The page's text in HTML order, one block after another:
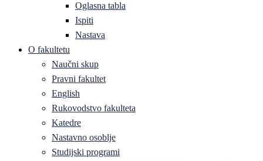
Oglasna tabla
Ispiti
Nastava
O fakultetu
Naučni skup
Pravni fakultet
English
Rukovodstvo fakulteta
Katedre
Nastavno osoblje
Studijski programi